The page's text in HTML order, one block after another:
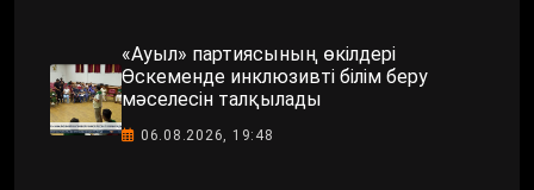
«Ауыл» партиясының өкілдері
Өскеменде инклюзивті білім беру
мәселесін талқылады
06.08.2026, 19:48